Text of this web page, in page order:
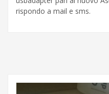
rispondo a mail e sms.